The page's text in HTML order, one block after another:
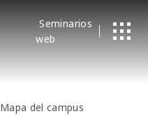
Seminarios
web
Mapa del campus